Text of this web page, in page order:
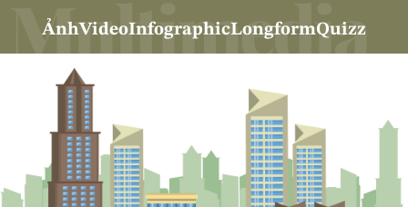
ẢnhVideoInfographicLongformQuizz